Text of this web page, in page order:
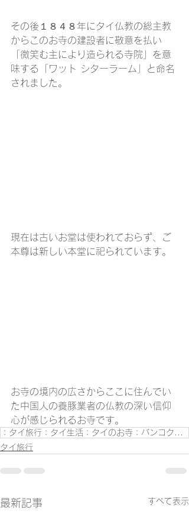
その後１８４８年にタイ仏教の総主教
からこのお寺の建設者に敬意を払い
「微笑む主により造られる寺院」を意
味する「ワット シターラーム」と命名
されました。
現在は古いお堂は使われておらず、ご
本尊は新しい本堂に祀られています。
お寺の境内の広さからここに住んでい
た中国人の養豚業者の仏教の深い信仰
心が感じられるお寺です。
：タイ旅行：タイ生活：タイのお寺：バンコク観光：
タイ旅行
最新記事 すべて表示